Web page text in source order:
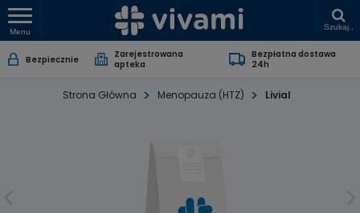
Menu
Szukaj..
Bezpiecznie
Zarejestrowana
apteka
Bezpłatna dostawa
24h
Strona Główna Menopauza (HTZ) Livial